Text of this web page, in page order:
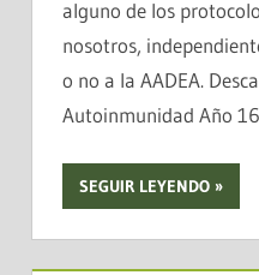
alguno de los
nosotros,
o no a la AADEA.
Autoinmunidad Año
SEGUIR LEYENDO